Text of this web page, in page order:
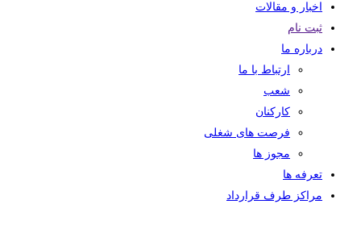
اخبار و مقالات
ثبت نام
درباره ما
ارتباط با ما
شعب
کارکنان
فرصت های شغلی
مجوز ها
تعرفه ها
مراکز طرف قرارداد